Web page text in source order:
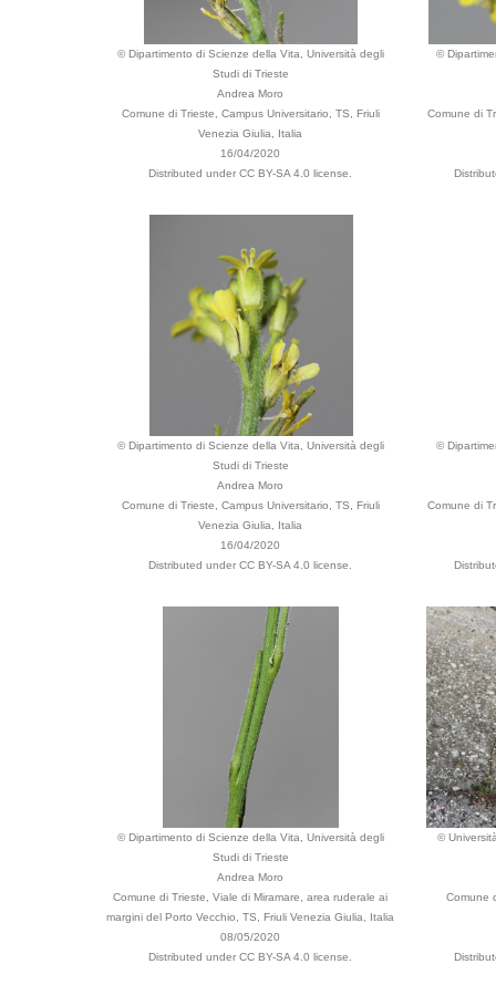
© Dipartimento di Scienze della Vita, Università degli
Studi di Trieste
Andrea Moro
Comune di Trieste, Campus Universitario, TS, Friuli
Venezia Giulia, Italia
16/04/2020
Distributed under CC BY-SA 4.0 license.
©
Comune di
© Dipartimento di Scienze della Vita, Università degli
Studi di Trieste
Andrea Moro
Comune di Trieste, Campus Universitario, TS, Friuli
Venezia Giulia, Italia
16/04/2020
Distributed under CC BY-SA 4.0 license.
©
Comune di
© Dipartimento di Scienze della Vita, Università degli
Studi di Trieste
Andrea Moro
Comune di Trieste, Viale di Miramare, area ruderale ai
margini del Porto Vecchio, TS, Friuli Venezia Giulia, Italia
08/05/2020
Distributed under CC BY-SA 4.0 license.
©
Comune